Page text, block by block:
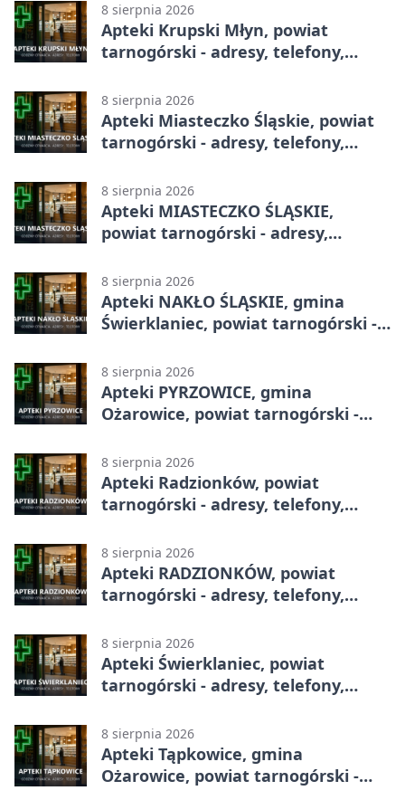
8 sierpnia 2026
Apteki Krupski Młyn, powiat
tarnogórski - adresy, telefony,
8 sierpnia 2026
Apteki Miasteczko Śląskie, powiat
tarnogórski - adresy, telefony,
8 sierpnia 2026
Apteki MIASTECZKO ŚLĄSKIE,
powiat tarnogórski - adresy,
8 sierpnia 2026
Apteki NAKŁO ŚLĄSKIE, gmina
Świerklaniec, powiat tarnogórski -
8 sierpnia 2026
Apteki PYRZOWICE, gmina
Ożarowice, powiat tarnogórski -
8 sierpnia 2026
Apteki Radzionków, powiat
tarnogórski - adresy, telefony,
8 sierpnia 2026
Apteki RADZIONKÓW, powiat
tarnogórski - adresy, telefony,
8 sierpnia 2026
Apteki Świerklaniec, powiat
tarnogórski - adresy, telefony,
8 sierpnia 2026
Apteki Tąpkowice, gmina
Ożarowice, powiat tarnogórski -